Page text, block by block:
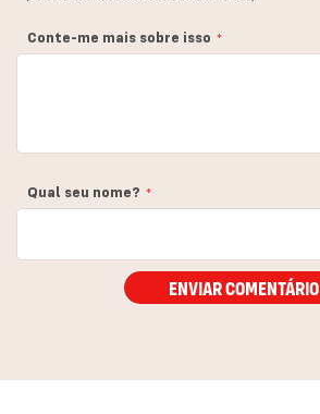
Conte-me mais sobre isso
Qual seu nome?
ENVIAR COMENTÁRIO